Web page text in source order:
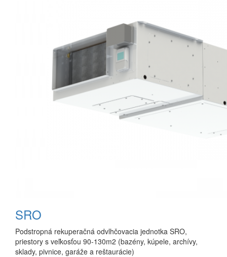
SRO
Podstropná rekuperačná odvlhčovacia jednotka SRO,
priestory s veľkosťou 90-130m2 (bazény, kúpele, archívy,
sklady, pivnice, garáže a reštaurácie)